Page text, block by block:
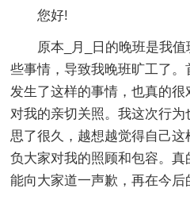
您好!
原本_月_日的晚班是我
些事情，导致我晚班旷工了
发生了这样的事情，也真的
对我的亲切关照。我这次行
思了很久，越想越觉得自己
负大家对我的照顾和包容。
能向大家道一声歉，再在今后